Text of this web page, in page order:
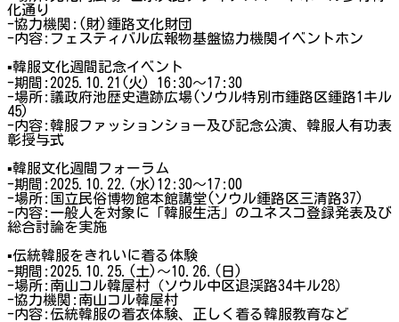
化通り
-協力機関:(財)鍾路文化財団
-内容:フェスティバル広報物基盤協力機関イベントホン
▪韓服文化週間記念イベント
-期間:2025.10.21(火) 16:30〜17:30
-場所:議政府池歴史遺跡広場(ソウル特別市鍾路区鍾路1キル
45)
-内容:韓服ファッションショー及び記念公演、韓服人有功表
彰授与式
▪韓服文化週間フォーラム
-期間:2025.10.22.(水)12:30〜17:00
-場所:国立民俗博物館本館講堂(ソウル鍾路区三清路37)
-内容:一般人を対象に「韓服生活」のユネスコ登録発表及び
総合討論を実施
▪伝統韓服をきれいに着る体験
-期間:2025.10.25.(土)〜10.26.(日)
-場所:南山コル韓屋村（ソウル中区退渓路34キル28）
-協力機関:南山コル韓屋村
-内容:伝統韓服の着衣体験、正しく着る韓服教育など